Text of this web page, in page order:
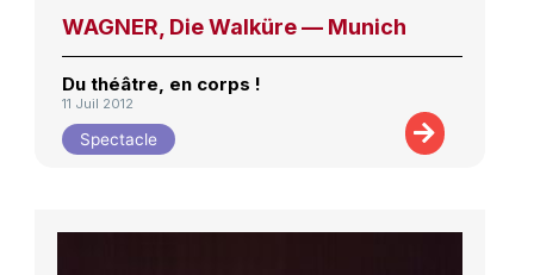
WAGNER, Die Walküre — Munich
Du théâtre, en corps !
11 Juil 2012
Spectacle